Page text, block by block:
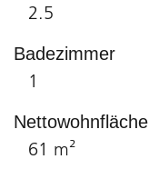
2.5
Badezimmer
1
Nettowohnfläche
61 m²